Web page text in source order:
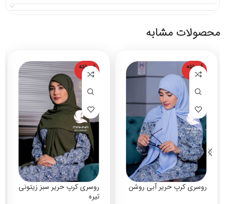
محصولات مشابه
فروخته
شده
روسری کرپ حریر آبی روشن
فروخته
شده
روسری کرپ حریر سبز زیتونی
تیره